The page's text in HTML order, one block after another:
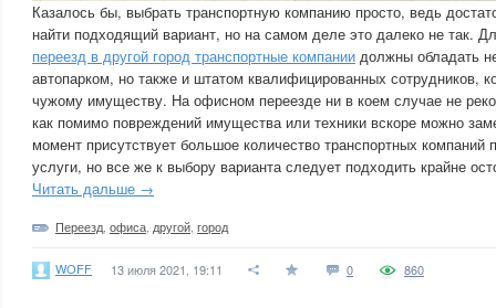
Казалось бы, выбрать транспортную компанию просто, ведь
найти подходящий вариант, но на самом деле это далеко не так.
переезд в другой город транспортные компании должны обладать
автопарком, но также и штатом квалифицированных сотрудников,
чужому имуществу. На офисном переезде ни в коем случае не
как помимо повреждений имущества или техники вскоре можно
момент присутствует большое количество транспортных
услуги, но все же к выбору варианта следует подходить крайне
Читать дальше →
Переезд офиса другой город
WOFF 13 июля 2021, 19:11 0 860